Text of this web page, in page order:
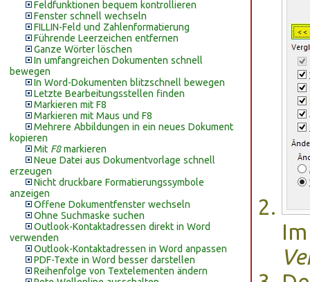
Feldfunktionen bequem kontrollieren
Fenster schnell wechseln
FILLIN-Feld und Zahlenformatierung
Führende Leerzeichen entfernen
Ganze Wörter löschen
In umfangreichen Dokumenten schnell
bewegen
In Word-Dokumenten blitzschnell bewegen
Letzte Bearbeitungsstellen finden
Markieren mit F8
Markieren mit Maus und F8
Mehrere Abbildungen in ein neues Dokument
kopieren
Mit F8markieren
Neue Datei aus Dokumentvorlage schnell
erzeugen
Nicht druckbare Formatierungssymbole
anzeigen
Offene Dokumentfenster wechseln
Ohne Suchmaske suchen
Outlook-Kontaktadressen direkt in Word
verwenden
Outlook-Kontaktadressen in Word anpassen
PDF-Texte in Word besser darstellen
Reihenfolge von Textelementen ändern